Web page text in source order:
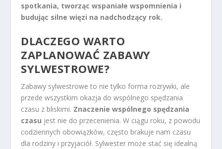
spotkania, tworząc wspaniałe wspomnienia i
budując silne więzi na nadchodzący rok.
DLACZEGO WARTO
ZAPLANOWAĆ ZABAWY
SYLWESTROWE?
Zabawy sylwestrowe to nie tylko forma rozrywki, ale
przede wszystkim okazja do wspólnego spędzania
czasu z bliskimi. Znaczenie wspólnego spędzania
czasu jest nie do przecenienia. W ciągu roku, z powodu
codziennych obowiązków, często brakuje nam czasu
dla rodziny i przyjaciół. Sylwester może stać się idealną